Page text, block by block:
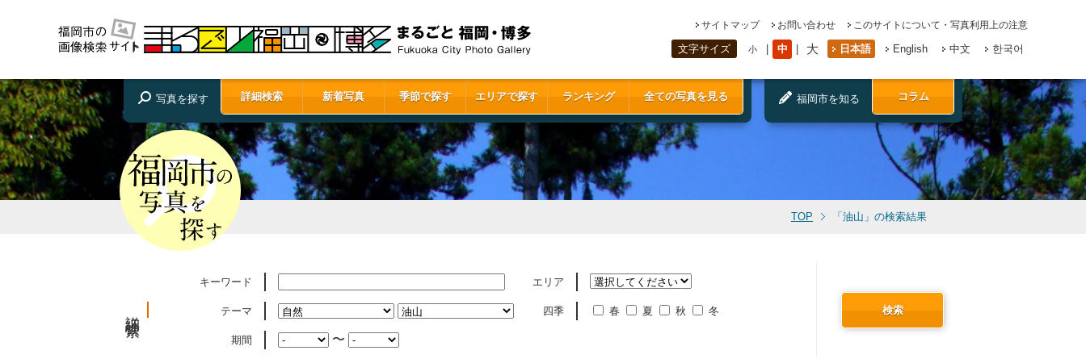
サイトマップ お問い合わせ このサイトについて・写真利用上の注意
文字サイズ 小 中 大 日本語 English 中文 한국어
写真を探す 詳細検索 新着写真 季節で探す エリアで探す ランキング 全ての写真を見る 福岡市を知る コラム
TOP 「油山」の検索結果
キーワード エリア
テーマ 四季 春 夏 秋 冬
期間 〜
検索